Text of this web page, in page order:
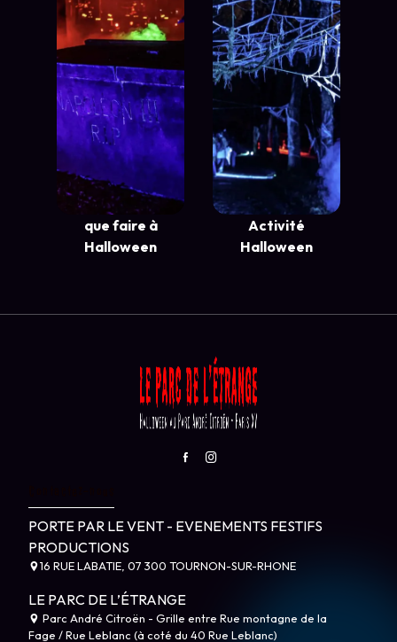
que faire à
Halloween
Activité
Halloween
PORTE PAR LE VENT - EVENEMENTS FESTIFS
PRODUCTIONS
16 RUE LABATIE, 07 300 TOURNON-SUR-RHONE
LE PARC DE L’ÉTRANGE
Parc André Citroën - Grille entre Rue montagne de la
Fage / Rue Leblanc (à coté du 40 Rue Leblanc)